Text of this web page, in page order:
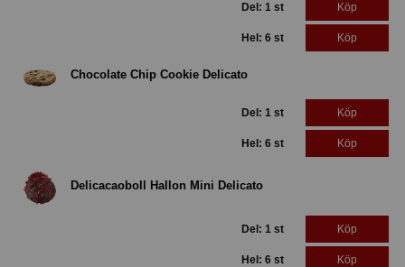
Del: 1 st Köp
Hel: 6 st Köp
Chocolate Chip Cookie Delicato
Del: 1 st Köp
Hel: 6 st Köp
Delicacaoboll Hallon Mini Delicato
Del: 1 st Köp
Hel: 6 st Köp